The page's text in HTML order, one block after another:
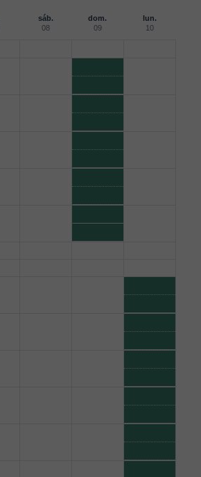
sáb.
08
dom.
09
lun.
10